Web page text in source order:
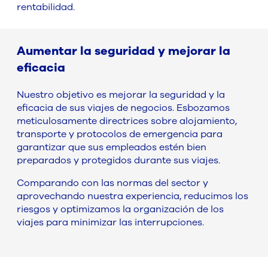
rentabilidad.
Aumentar la seguridad y mejorar la
eficacia
Nuestro objetivo es mejorar la seguridad y la
eficacia de sus viajes de negocios. Esbozamos
meticulosamente directrices sobre alojamiento,
transporte y protocolos de emergencia para
garantizar que sus empleados estén bien
preparados y protegidos durante sus viajes.
Comparando con las normas del sector y
aprovechando nuestra experiencia, reducimos los
riesgos y optimizamos la organización de los
viajes para minimizar las interrupciones.